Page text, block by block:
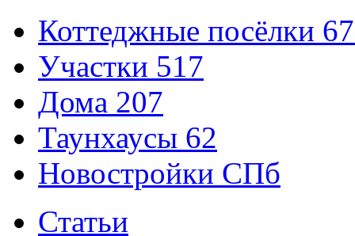
Коттеджные посёлки
Участки 517
Дома 207
Таунхаусы 62
Новостройки СПб
Статьи